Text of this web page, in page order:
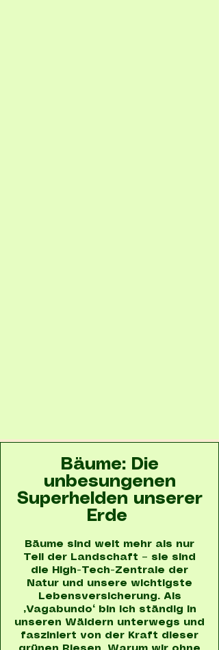
Bäume: Die
unbesungenen
Superhelden unserer
Erde
Bäume sind weit mehr als nur
Teil der Landschaft – sie sind
die High-Tech-Zentrale der
Natur und unsere wichtigste
Lebensversicherung. Als
„Vagabundo“ bin ich ständig in
unseren Wäldern unterwegs und
fasziniert von der Kraft dieser